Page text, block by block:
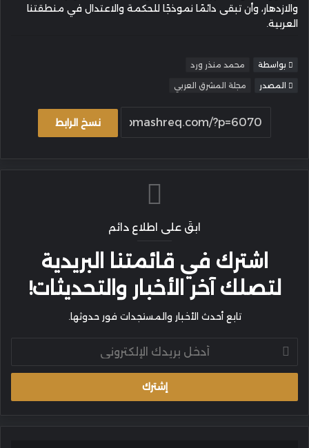
والازدهار، وأن تبقى دائمًا نموذجًا للحكمة والاعتدال في منطقتنا
العربية.
بواسطة محمد منذر ورد
المصدر مجلة المشرق العربي
نسخ الرابط
ابقَ على اطلاع دائم
اشترك في قائمتنا البريدية
لتصلك آخر الأخبار والتحديثات!
تابع أحدث الأخبار والمستجدات فور حدوثها.
بريدك
الإلكتروني